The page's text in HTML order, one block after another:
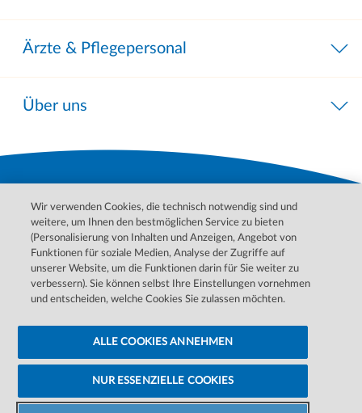
Zentrum
Ärzte & Pflegepersonal
Über uns
Bitte wenden Sie sich für Behandlungen, Diagnosen und
Informationen zu Ihren Erkrankungen an Ihren Arzt. Im Notfall
Datenschutzerklärung
Barrierefreiheitserklärung
Cookie-Hinweise
Impressum
Cookie-Einstellungen ändern
Wir verwenden Cookies, die technisch notwendig sind und
weitere, um Ihnen den bestmöglichen Service zu bieten
(Personalisierung von Inhalten und Anzeigen, Angebot von
Funktionen für soziale Medien, Analyse der Zugriffe auf
unserer Website, um die Funktionen darin für Sie weiter zu
verbessern). Sie können selbst Ihre Einstellungen vornehmen
und entscheiden, welche Cookies Sie zulassen möchten.
NUR ESSENZIELLE COOKIES
ALLE COOKIES ANNEHMEN